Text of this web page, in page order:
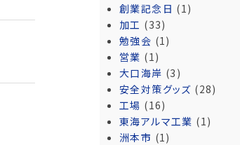
創業記念日 (1)
加工 (33)
勉強会 (1)
営業 (1)
大口海岸 (3)
安全対策グッズ (28)
工場 (16)
東海アルマ工業 (1)
洲本市 (1)